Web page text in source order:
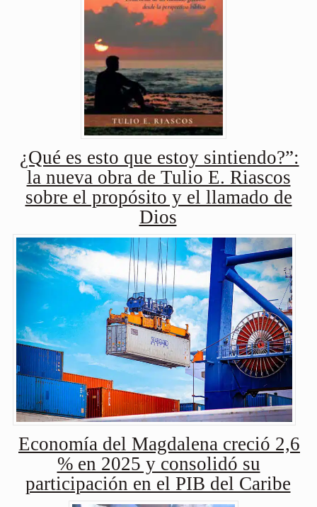
¿Qué es esto que estoy sintiendo?”:
la nueva obra de Tulio E. Riascos
sobre el propósito y el llamado de
Dios
Economía del Magdalena creció 2,6
% en 2025 y consolidó su
participación en el PIB del Caribe